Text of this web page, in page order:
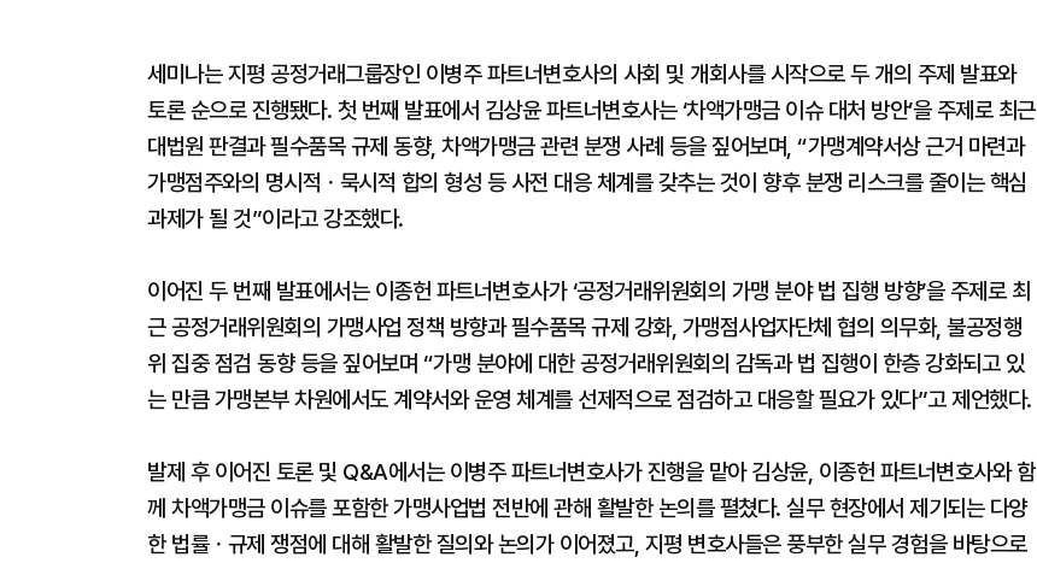
세미나는 지평 공정거래그룹장인 이병주 파트너변호사의 사회 및 개회사를 시작으로 두 개의 주제 발표와
토론 순으로 진행됐다. 첫 번째 발표에서 김상윤 파트너변호사는 ‘차액가맹금 이슈 대처 방안’을 주제로 최근
대법원 판결과 필수품목 규제 동향, 차액가맹금 관련 분쟁 사례 등을 짚어보며, “가맹계약서상 근거 마련과
가맹점주와의 명시적ㆍ묵시적 합의 형성 등 사전 대응 체계를 갖추는 것이 향후 분쟁 리스크를 줄이는 핵심
과제가 될 것”이라고 강조했다.
이어진 두 번째 발표에서는 이종헌 파트너변호사가 ‘공정거래위원회의 가맹 분야 법 집행 방향’을 주제로 최
근 공정거래위원회의 가맹사업 정책 방향과 필수품목 규제 강화, 가맹점사업자단체 협의 의무화, 불공정행
위 집중 점검 동향 등을 짚어보며 “가맹 분야에 대한 공정거래위원회의 감독과 법 집행이 한층 강화되고 있
는 만큼 가맹본부 차원에서도 계약서와 운영 체계를 선제적으로 점검하고 대응할 필요가 있다”고 제언했다.
발제 후 이어진 토론 및 Q&A에서는 이병주 파트너변호사가 진행을 맡아 김상윤, 이종헌 파트너변호사와 함
께 차액가맹금 이슈를 포함한 가맹사업법 전반에 관해 활발한 논의를 펼쳤다. 실무 현장에서 제기되는 다양
한 법률ㆍ규제 쟁점에 대해 활발한 질의와 논의가 이어졌고, 지평 변호사들은 풍부한 실무 경험을 바탕으로